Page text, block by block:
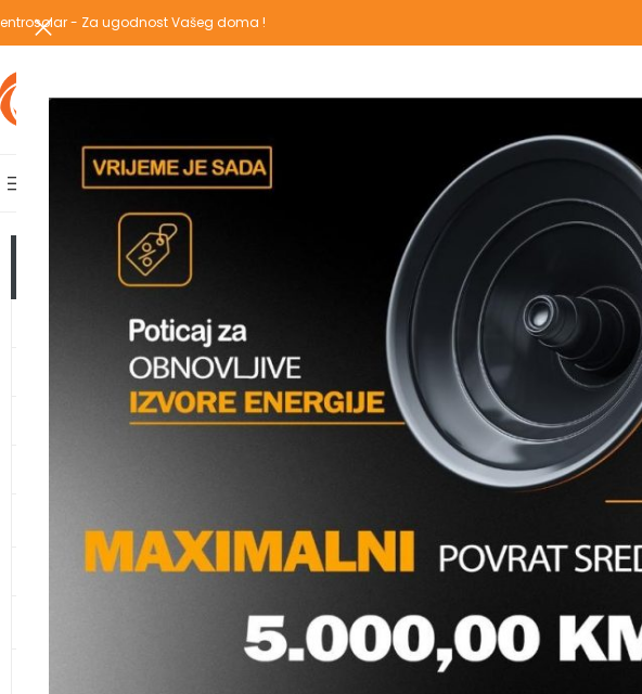
- Za ugodnost Vašeg doma !
POPULARNE KATEGORIJE PREGLEDAJ CIJELI WEBSHOP
AKCIJSKA PONUDA
O
TOP KATEGORIJE
TOPLOTNE PUMPE
KLIMA UREĐAJI
SPOJNI ELEMENTI
CIJEVI ZA ZAŠTITU KABLOVA
Proizvodi označeni “m8/m10”
WALRAVEN ŠELNA ZA CIJEVI M8/M10 BIS 2S
Grijanje, Ovjesni pribor i nosači